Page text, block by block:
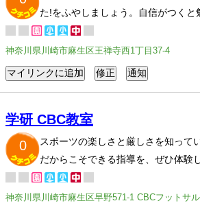
た!をふやしましょう。自信がつくと
神奈川県川崎市麻生区王禅寺西1丁目37-4
学研 CBC教室
0
スポーツの楽しさと厳しさを知って
だからこそできる指導を、ぜひ体験
神奈川県川崎市麻生区早野571-1 CBCフットサ